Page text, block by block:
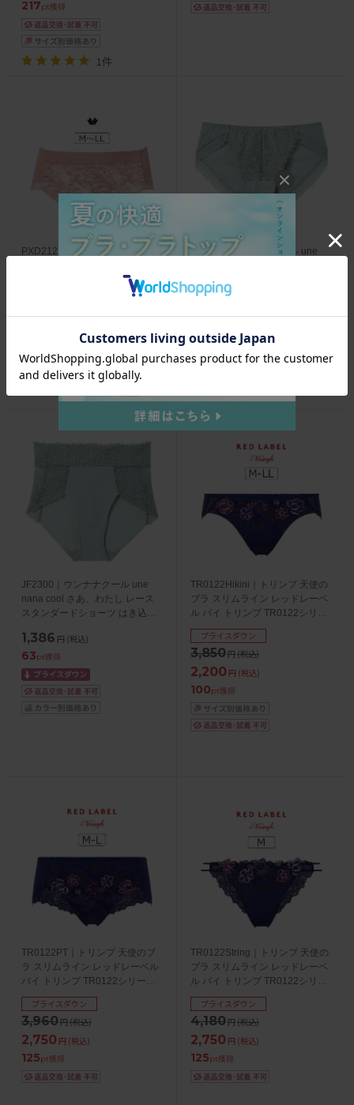
217pt獲得
1件
PXD212｜ワコール プレミアム
ンダードショーツ はきこみ丈：
JF1300｜ウンナナクール une
スタンダードショーツ M/L
JF2300｜ウンナナクール une
nana cool さあ、わたし レース
スタンダードショーツ はき込み
1,386 円 (税込)
63pt獲得
TR0122Hikini｜トリンプ 天使の
ブラ スリムライン レッドレーベ
ル バイ トリンプ TR0122シリー
ズ スタンダードショーツ M/L/LL
3,850円(税込)
プライスダウン
2,200 円 (税込)
100pt獲得
TR0122PT｜トリンプ 天使のブ
ラ スリムライン レッドレーベル
バイ トリンプ TR0122シリーズ
ボーイレングスショーツ M/L
3,960円(税込)
プライスダウン
2,750 円 (税込)
125pt獲得
TR0122String｜トリンプ 天使の
ブラ スリムライン レッドレーベ
ル バイ トリンプ TR0122シリー
ズ Ｔバックショーツ M
4,180円(税込)
プライスダウン
2,750 円 (税込)
125pt獲得